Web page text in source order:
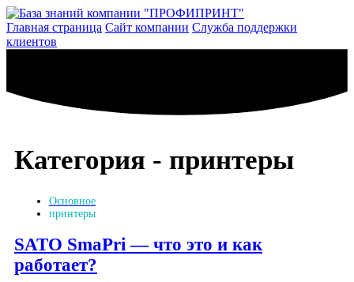
Перейти
к
содержимому
Главная страница Сайт компании Служба поддержки
клиентов
Категория - принтеры
Основное
принтеры
SATO SmaPri — что это и как
работает?